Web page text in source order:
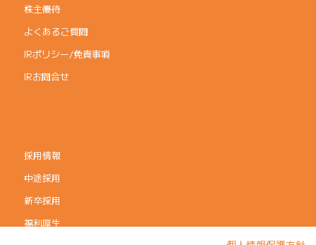
株主優待
よくあるご質問
IRポリシー/免責事項
IRお問合せ
採用情報
中途採用
新卒採用
福利厚生